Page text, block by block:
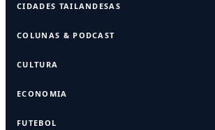
CIDADES TAILANDESAS
COLUNAS & PODCAST
CULTURA
ECONOMIA
FUTEBOL